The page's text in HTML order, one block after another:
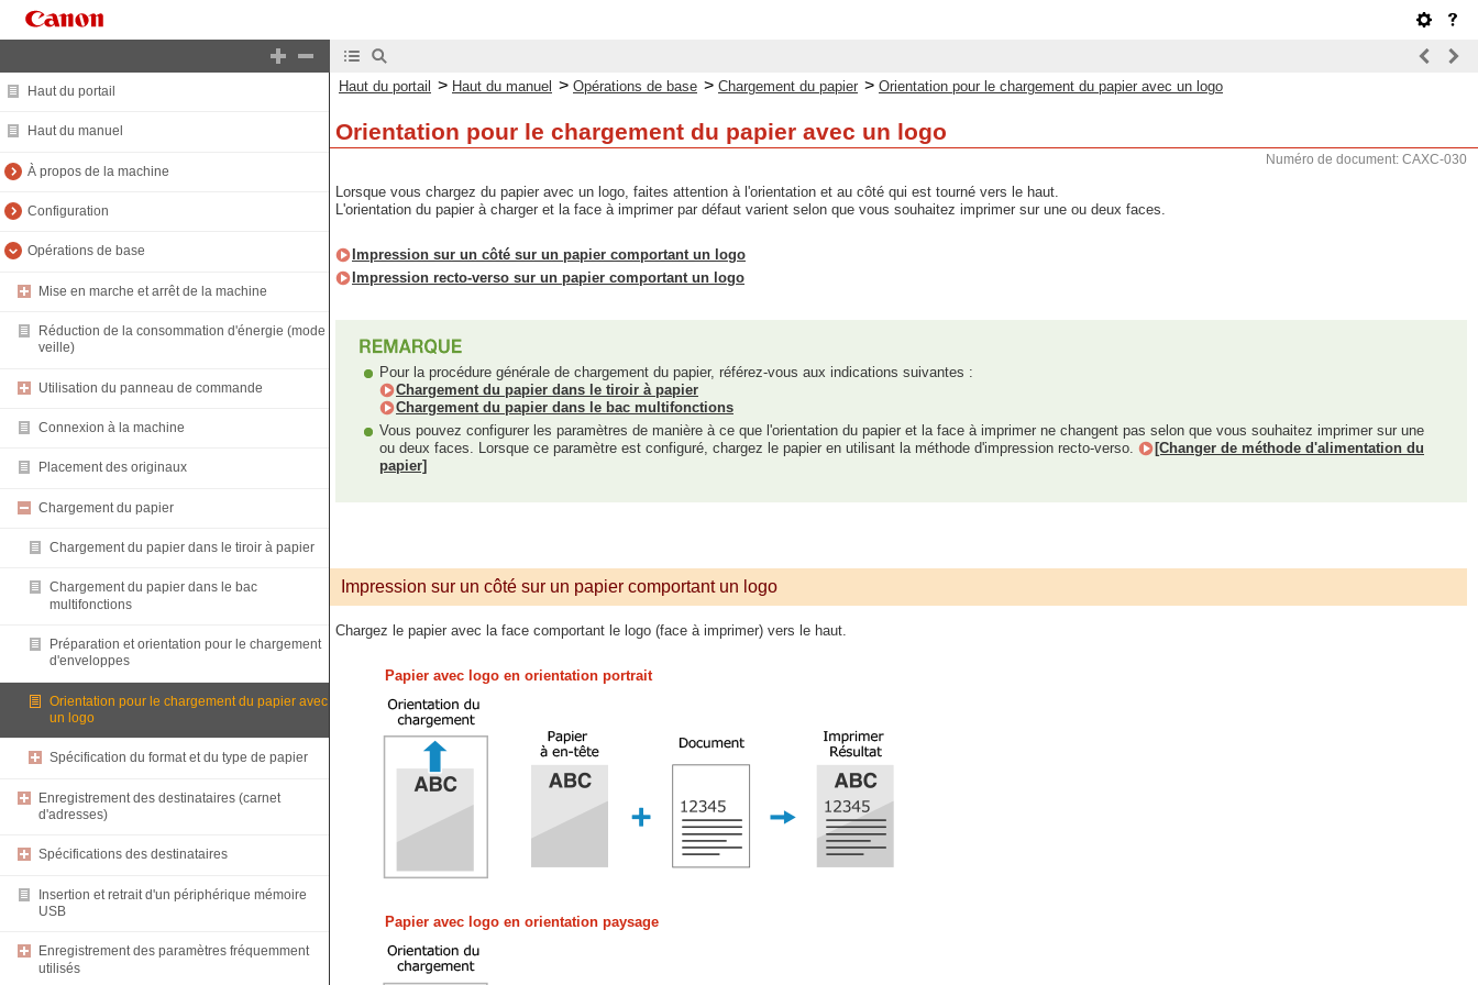
Haut du portail
Haut du manuel
À propos de la machine
Configuration
Opérations de base
Mise en marche et arrêt de la machine
Réduction de la consommation d'énergie (mode
veille)
Utilisation du panneau de commande
Connexion à la machine
Placement des originaux
Chargement du papier
Chargement du papier dans le tiroir à papier
Chargement du papier dans le bac
multifonctions
Préparation et orientation pour le chargement
d'enveloppes
Orientation pour le chargement du papier avec
un logo
Spécification du format et du type de papier
Enregistrement des destinataires (carnet
d'adresses)
Spécifications des destinataires
Insertion et retrait d'un périphérique mémoire
USB
Enregistrement des paramètres fréquemment
utilisés
Haut du portail > Haut du manuel > Opérations de base > Chargement du papier > Orientation pour le chargement du papier avec un logo
Orientation pour le chargement du papier avec un logo
Numéro de document: CAXC-030
Lorsque vous chargez du papier avec un logo, faites attention à l'orientation et au côté qui est tourné vers le haut.
L'orientation du papier à charger et la face à imprimer par défaut varient selon que vous souhaitez imprimer sur une ou deux faces.
Impression sur un côté sur un papier comportant un logo
Impression recto-verso sur un papier comportant un logo
Pour la procédure générale de chargement du papier, référez-vous aux indications suivantes :
Chargement du papier dans le tiroir à papier
Chargement du papier dans le bac multifonctions
Vous pouvez configurer les paramètres de manière à ce que l'orientation du papier et la face à imprimer ne changent pas selon que vous souhaitez imprimer sur une
ou deux faces. Lorsque ce paramètre est configuré, chargez le papier en utilisant la méthode d'impression recto-verso.
[Changer de méthode d'alimentation du
papier]
Impression sur un côté sur un papier comportant un logo
Chargez le papier avec la face comportant le logo (face à imprimer) vers le haut.
Papier avec logo en orientation portrait
Papier avec logo en orientation paysage